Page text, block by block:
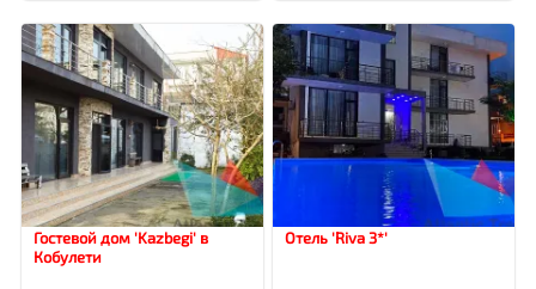
Гостевой дом 'Kazbegi' в
Кобулети
Отель 'Riva 3*'